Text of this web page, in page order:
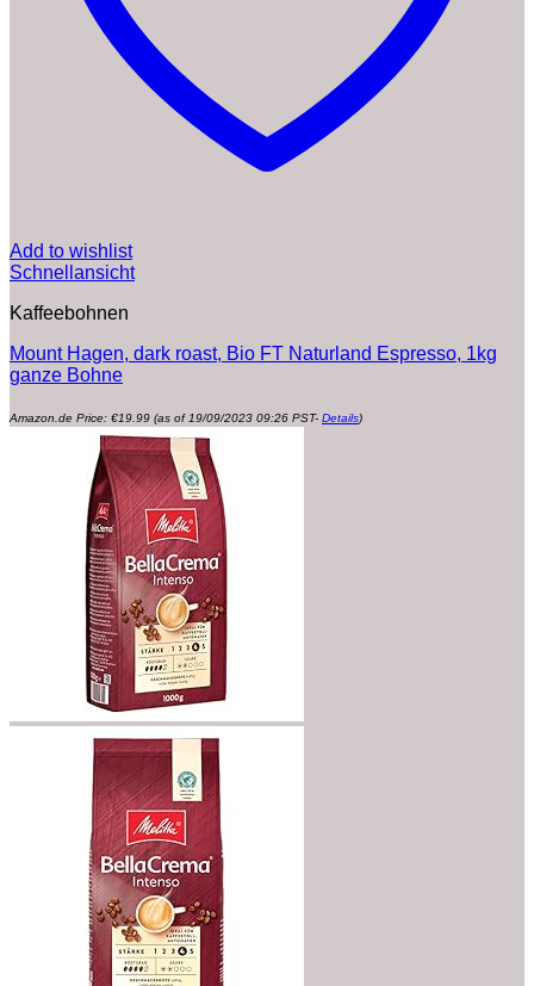
Add to wishlist
Schnellansicht
Kaffeebohnen
Mount Hagen, dark roast, Bio FT Naturland Espresso, 1kg
ganze Bohne
Amazon.de Price: €19.99 (as of 19/09/2023 09:26 PST- Details)